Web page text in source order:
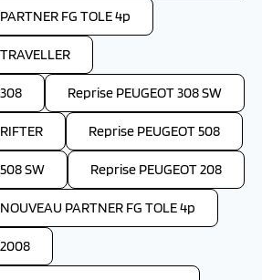
FG TOLE 4p
Reprise PEUGEOT 308 SW
Reprise PEUGEOT 508
SW Reprise PEUGEOT 208
PARTNER FG TOLE 4p